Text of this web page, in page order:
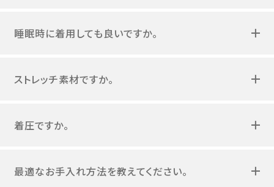
睡眠時に着用しても良いですか。
ストレッチ素材ですか。
着圧ですか。
最適なお手入れ方法を教えてください。